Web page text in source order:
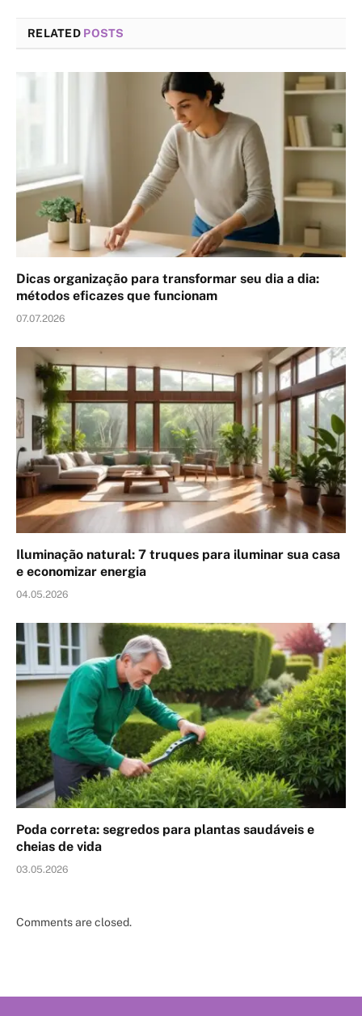
RELATED POSTS
Dicas organização para transformar seu dia a dia:
métodos eficazes que funcionam
07.07.2026
Iluminação natural: 7 truques para iluminar sua casa
e economizar energia
04.05.2026
Poda correta: segredos para plantas saudáveis e
cheias de vida
03.05.2026
Comments are closed.